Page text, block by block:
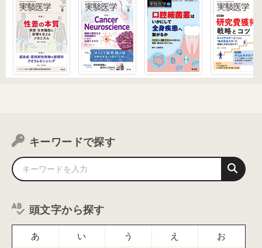
キーワードで探す
頭文字から探す
あ い う え お